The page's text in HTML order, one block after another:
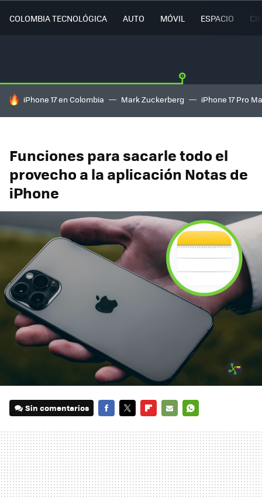
COLOMBIA TECNOLÓGICA AUTO MÓVIL ESPACIO
HOY SE HABLA DE
iPhone 17 en Colombia Mark Zuckerberg iPhone 17 Pro
Funciones para sacarle todo el
provecho a la aplicación Notas de
iPhone
Sin comentarios
MAIL